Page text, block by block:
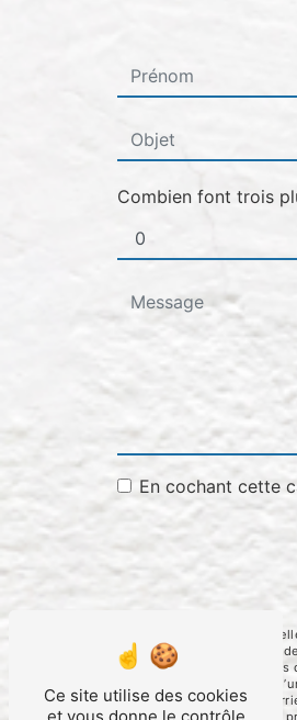
Combien font trois
En cochant cette
** Les données
traitants dans le seul but
ng.cerato@orange.fr.
une réclamation auprès
Foulayronnes ou par
puis pendant la durée de
Ce site utilise des cookies